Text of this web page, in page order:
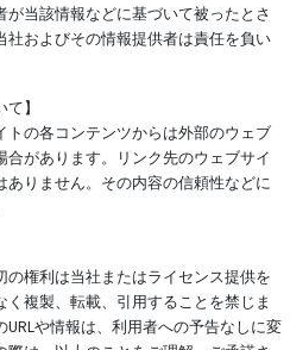
当該情報などに基づいて被ったとさ
およびその情報提供者は責任を負い
】
トの各コンテンツからは外部のウェブ
があります。リンク先のウェブサイ
ありません。その内容の信頼性などに
権利は当社またはライセンス提供を
複製、転載、引用することを禁じま
や情報は、利用者への予告なしに変